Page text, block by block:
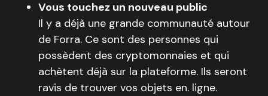
Vous touchez un nouveau public
Il y a déjà une grande communauté autour
de Forra. Ce sont des personnes qui
possèdent des cryptomonnaies et qui
achètent déjà sur la plateforme. Ils seront
ravis de trouver vos objets en. ligne.